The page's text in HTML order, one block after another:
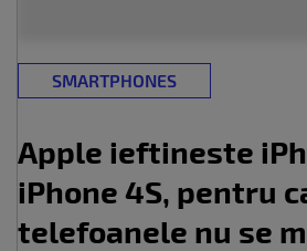
SMARTPHONES
Apple ieftineste
iPhone 4S, pentru
telefoanele nu se